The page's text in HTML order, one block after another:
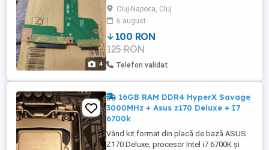
4
RW-ului. Cumpărat din Anglia iar pentru
laptopul meu nu se potrivește.
Cluj-Napoca, Cluj
6 august
100 RON
125 RON
Telefon validat
16GB RAM DDR4 HyperX Savage
3000MHz + Asus z170 Deluxe + I7
6700k
Vând kit format din placă de bază ASUS
Z170 Deluxe, procesor Intel i7 6700K și